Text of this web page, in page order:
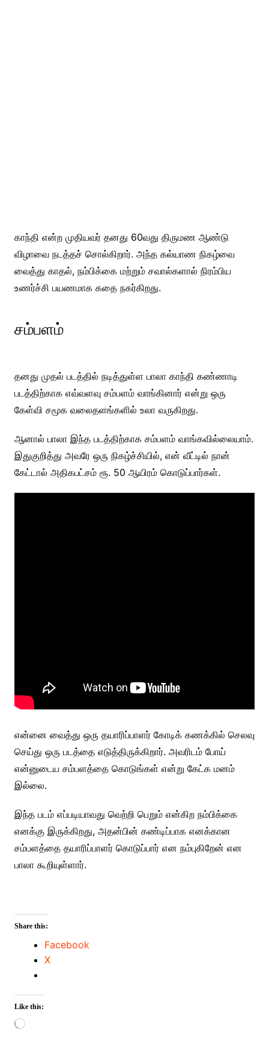
காந்தி என்ற முதியவர் தனது 60வது திருமண ஆண்டு
விழாவை நடத்தச் சொல்கிறார். அந்த கல்யாண நிகழ்வை
வைத்து காதல், நம்பிக்கை மற்றும் சவால்களால் நிரம்பிய
உணர்ச்சி பயணமாக கதை நகர்கிறது.
சம்பளம்
தனது முதல் படத்தில் நடித்துள்ள பாலா காந்தி கண்ணாடி
படத்திற்காக எவ்வளவு சம்பளம் வாங்கினார் என்று ஒரு
கேள்வி சமூக வலைதளங்களில் உலா வருகிறது.
ஆனால் பாலா இந்த படத்திற்காக சம்பளம் வாங்கவில்லையாம்.
இதுகுறித்து அவரே ஒரு நிகழ்ச்சியில், என் வீட்டில் நான்
கேட்டால் அதிகபட்சம் ரூ. 50 ஆயிரம் கொடுப்பார்கள்.
என்னை வைத்து ஒரு தயாரிப்பாளர் கோடிக் கணக்கில் செலவு
செய்து ஒரு படத்தை எடுத்திருக்கிறார். அவரிடம் போய்
என்னுடைய சம்பளத்தை கொடுங்கள் என்று கேட்க மனம்
இல்லை.
இந்த படம் எப்படியாவது வெற்றி பெறும் என்கிற நம்பிக்கை
எனக்கு இருக்கிறது, அதன்பின் கண்டிப்பாக எனக்கான
சம்பளத்தை தயாரிப்பாளர் கொடுப்பார் என நம்புகிறேன் என
பாலா கூறியுள்ளார்.
Share this:
Facebook
X
Like this:
Loading…